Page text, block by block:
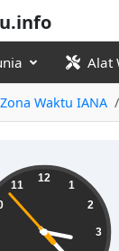
Alat
Zona Waktu IANA
12
1
2
3
11